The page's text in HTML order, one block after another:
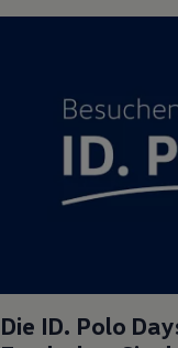
Die ID. Polo